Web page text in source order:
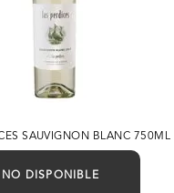
SAUVIGNON BLANC 750ML
NO DISPONIBLE